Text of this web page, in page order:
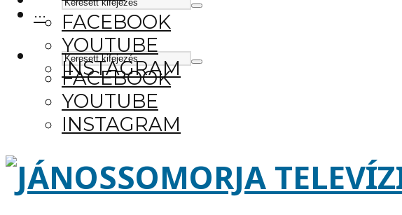
FACEBOOK
YOUTUBE
INSTAGRAM
···
FACEBOOK
YOUTUBE
INSTAGRAM